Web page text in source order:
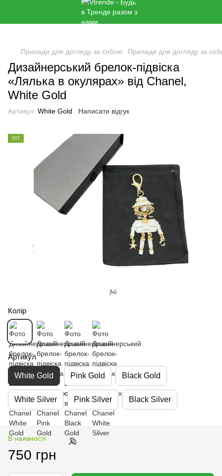
Прилади для догляду за собою Прилади для догляду за
Дизайнерський брелок-підвіска
«Лялька в окулярах» від Chanel,
White Gold
Артикул: White Gold Написати відгук
ХІТ
Колір
Артикул
White Gold Pink Gold Black Gold
White Silver Pink Silver Black Silver
В наявності
750 грн
🌹
🌹
🌹
🌹